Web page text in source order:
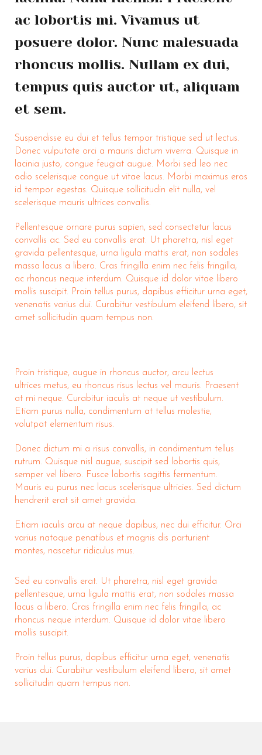
ac lobortis mi. Vivamus ut
posuere dolor. Nunc malesuada
rhoncus mollis. Nullam ex dui,
tempus quis auctor ut, aliquam
et sem.
Suspendisse eu dui et tellus tempor tristique sed ut lectus.
Donec vulputate orci a mauris dictum viverra. Quisque in
lacinia justo, congue feugiat augue. Morbi sed leo nec
odio scelerisque congue ut vitae lacus. Morbi maximus eros
id tempor egestas. Quisque sollicitudin elit nulla, vel
scelerisque mauris ultrices convallis.
Pellentesque ornare purus sapien, sed consectetur lacus
convallis ac. Sed eu convallis erat. Ut pharetra, nisl eget
gravida pellentesque, urna ligula mattis erat, non sodales
massa lacus a libero. Cras fringilla enim nec felis fringilla,
ac rhoncus neque interdum. Quisque id dolor vitae libero
mollis suscipit. Proin tellus purus, dapibus efficitur urna eget,
venenatis varius dui. Curabitur vestibulum eleifend libero, sit
amet sollicitudin quam tempus non.
Proin tristique, augue in rhoncus auctor, arcu lectus
ultrices metus, eu rhoncus risus lectus vel mauris. Praesent
at mi neque. Curabitur iaculis at neque ut vestibulum.
Etiam purus nulla, condimentum at tellus molestie,
volutpat elementum risus.
Donec dictum mi a risus convallis, in condimentum tellus
rutrum. Quisque nisl augue, suscipit sed lobortis quis,
semper vel libero. Fusce lobortis sagittis fermentum.
Mauris eu purus nec lacus scelerisque ultricies. Sed dictum
hendrerit erat sit amet gravida.
Etiam iaculis arcu at neque dapibus, nec dui efficitur. Orci
varius natoque penatibus et magnis dis parturient
montes, nascetur ridiculus mus.
Sed eu convallis erat. Ut pharetra, nisl eget gravida
pellentesque, urna ligula mattis erat, non sodales massa
lacus a libero. Cras fringilla enim nec felis fringilla, ac
rhoncus neque interdum. Quisque id dolor vitae libero
mollis suscipit.
Proin tellus purus, dapibus efficitur urna eget, venenatis
varius dui. Curabitur vestibulum eleifend libero, sit amet
sollicitudin quam tempus non.